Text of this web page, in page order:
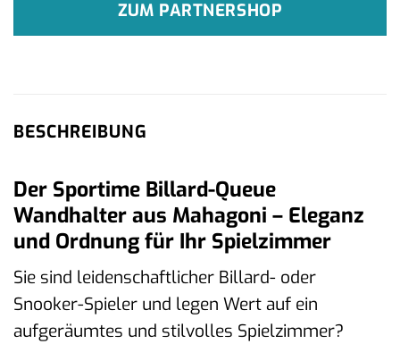
ZUM PARTNERSHOP
BESCHREIBUNG
Der Sportime Billard-Queue
Wandhalter aus Mahagoni – Eleganz
und Ordnung für Ihr Spielzimmer
Sie sind leidenschaftlicher Billard- oder
Snooker-Spieler und legen Wert auf ein
aufgeräumtes und stilvolles Spielzimmer?